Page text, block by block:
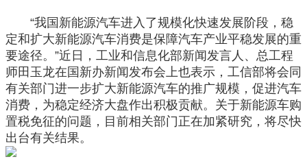
“我国新能源汽车进入了规模化快速发展阶段，稳
定和扩大新能源汽车消费是保障汽车产业平稳发展的重
要途径。”近日，工业和信息化部新闻发言人、总工程
师田玉龙在国新办新闻发布会上也表示，工信部将会同
有关部门进一步扩大新能源汽车的推广规模，促进汽车
消费，为稳定经济大盘作出积极贡献。关于新能源车购
置税免征的问题，目前相关部门正在加紧研究，将尽快
出台有关结果。